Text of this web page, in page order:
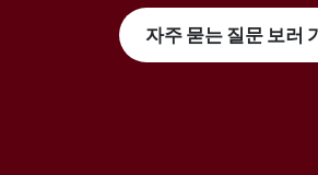
자주 묻는 질문 보러